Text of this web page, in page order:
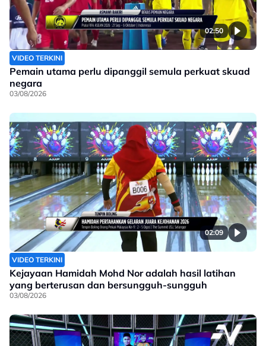
02:50
VIDEO TERKINI
Pemain utama perlu dipanggil semula perkuat skuad
negara
03/08/2026
02:09
VIDEO TERKINI
Kejayaan Hamidah Mohd Nor adalah hasil latihan
yang berterusan dan bersungguh-sungguh
03/08/2026